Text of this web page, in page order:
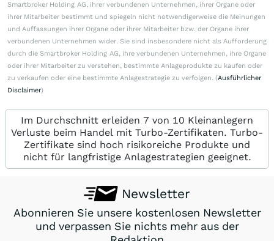
Smartbroker Holding AG, ihrer verbundenen Unternehmen, ihrer Organe oder
ihrer Mitarbeiter bestimmt und spiegeln nicht notwendigerweise die Meinungen
und Auffassungen ihrer Organe oder ihrer Mitarbeiter bzw. der Organe ihrer
verbundenen Unternehmen wider. Sie sind insbesondere nicht als Aufforderung
durch die Smartbroker Holding AG, ihre verbundenen Unternehmen, ihre Organe
oder ihrer Mitarbeiter zu verstehen, bestimmte Anlageprodukte zu kaufen oder
zu verkaufen oder eine bestimmte Anlagestrategie zu verfolgen. (Ausführlicher
Disclaimer)
Im Durchschnitt erleiden 7 von 10 Kleinanlegern
Verluste beim Handel mit Turbo-Zertifikaten. Turbo-
Zertifikate sind hoch risikoreiche Produkte und
nicht für langfristige Anlagestrategien geeignet.
Newsletter
Abonnieren Sie unsere kostenlosen Newsletter
und verpassen Sie nichts mehr aus der